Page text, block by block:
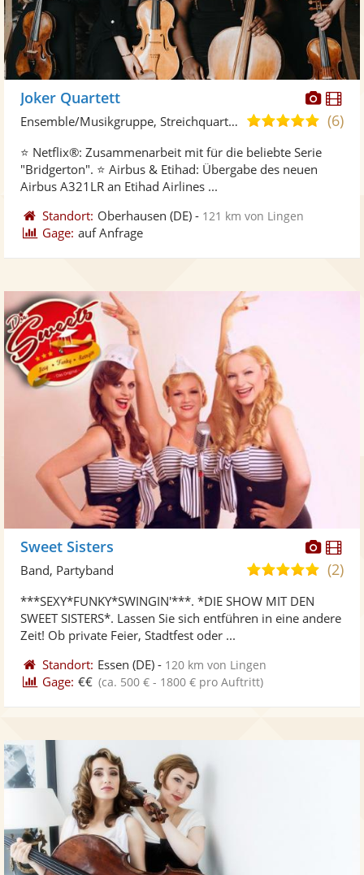
Joker Quartett
4,9
5
(6)
Ensemble/Musikgruppe, Streichquartett
⭐️ Netflix®: Zusammenarbeit mit für die beliebte Serie
"Bridgerton". ⭐️ Airbus & Etihad: Übergabe des neuen
Airbus A321LR an Etihad Airlines ...
Standort: Oberhausen (DE) - 121 km von Lingen
Gage: auf Anfrage
Sweet Sisters
5,0
5
(2)
Band, Partyband
***SEXY*FUNKY*SWINGIN'***. *DIE SHOW MIT DEN
SWEET SISTERS*. Lassen Sie sich entführen in eine andere
Zeit! Ob private Feier, Stadtfest oder ...
Standort: Essen (DE) - 120 km von Lingen
Gage: €€ (ca. 500 € - 1800 € pro Auftritt)